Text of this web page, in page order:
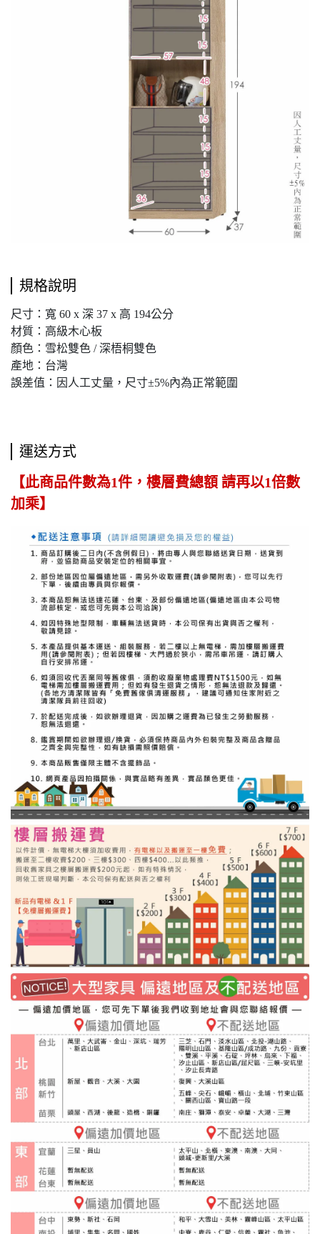
規格說明
尺寸：寬 60 x 深 37 x 高 194公分
材質：高級木心板
顏色：雪松雙色 / 深梧桐雙色
產地：台灣
誤差值：因人工丈量，尺寸±5%內為正常範圍
運送方式
【此商品件數為1件，樓層費總額 請再以1倍數
加乘】